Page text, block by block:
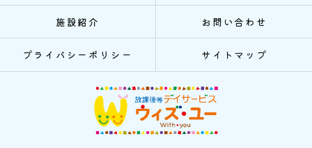
施設紹介 お問い合わせ
プライバシーポリシー サイトマップ